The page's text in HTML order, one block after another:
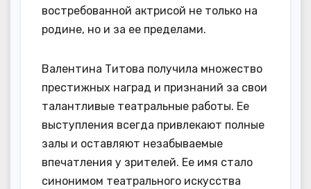
востребованной актрисой не только на
родине, но и за ее пределами.
Валентина Титова получила множество
престижных наград и признаний за свои
талантливые театральные работы. Ее
выступления всегда привлекают полные
залы и оставляют незабываемые
впечатления у зрителей. Ее имя стало
синонимом театрального искусства